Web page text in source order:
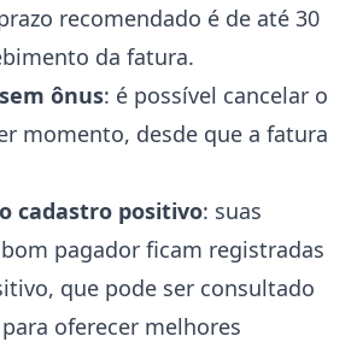
recomendado é de até 30
da fatura.
ônus: é possível cancelar o
momento, desde que a fatura
cadastro positivo: suas
pagador ficam registradas
que pode ser consultado
oferecer melhores